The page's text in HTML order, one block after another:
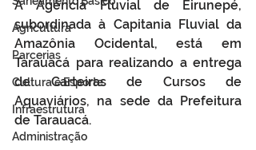
Agricultura
Parcerias
Cultura e Esporte
Infraestrutura
Administração
A Agência Fluvial de Eirunepé,
subordinada à Capitania Fluvial da
Amazônia Ocidental, está em
Tarauacá para realizando a entrega
de Carteiras de Cursos de
Aquaviários, na sede da Prefeitura
de Tarauacá.